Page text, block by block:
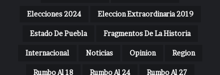
Elecciones 2024 Eleccion Extraordinaria 2019
Estado De Puebla Fragmentos De La Historia
Internacional Noticias Opinion Region
Rumbo Al 18 Rumbo Al 24 Rumbo Al 27